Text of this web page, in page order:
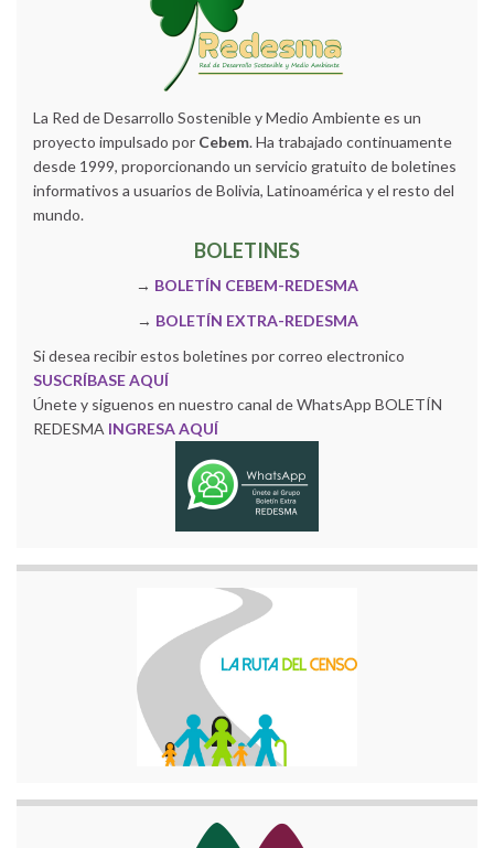
La Red de Desarrollo Sostenible y Medio Ambiente es un
proyecto impulsado por Cebem. Ha trabajado continuamente
desde 1999, proporcionando un servicio gratuito de boletines
informativos a usuarios de Bolivia, Latinoamérica y el resto del
mundo.
BOLETINES
→ BOLETÍN CEBEM-REDESMA
→ BOLETÍN EXTRA-REDESMA
Si desea recibir estos boletines por correo electronico
SUSCRÍBASE AQUÍ
Únete y siguenos en nuestro canal de WhatsApp BOLETÍN
REDESMA INGRESA AQUÍ